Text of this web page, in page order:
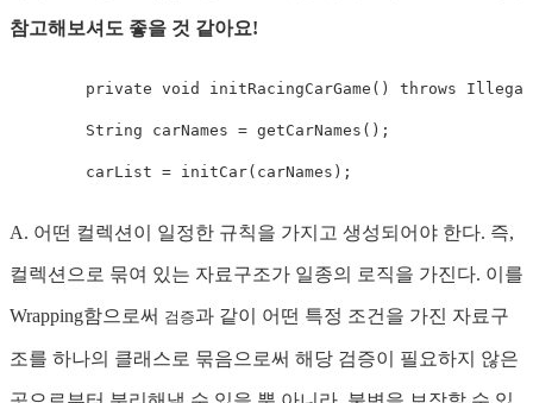
참고해보셔도 좋을 것 같아요!
private void initRacingCarGame ( ) throws
String carNames = getCarNames ( ) ;
        carList
= initCar( carNames ) ;
A. 어떤 컬렉션이 일정한 규칙을 가지고 생성되어야 한다. 즉,
컬렉션으로 묶여 있는 자료구조가 일종의 로직을 가진다. 이를
Wrapping함으로써 검증과 같이 어떤 특정 조건을 가진 자료구
조를 하나의 클래스로 묶음으로써 해당 검증이 필요하지 않은